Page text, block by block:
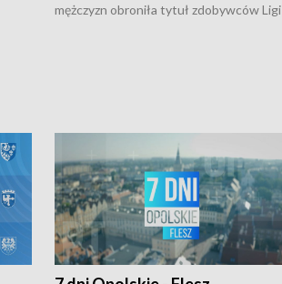
mężczyzn obroniła tytuł zdobywców Ligi